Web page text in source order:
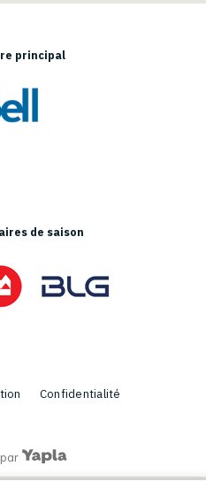
principal
de saison
Confidentialité